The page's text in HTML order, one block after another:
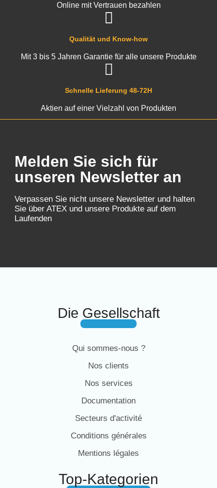
Schnelle Lieferung 48-72H
Aktien auf einer Vielzahl von Produkten
Qualität und Know-how
Mit 3 bis 5 Jahren Garantie für alle unsere Produkte
Online mit Vertrauen bezahlen
Melden Sie sich für
unseren Newsletter an
Verpassen Sie nicht unsere Newsletter und halten
Sie über ATEX und unsere Produkte auf dem
Laufenden
Die Gesellschaft
Qui sommes-nous ?
Nos clients
Nos services
Documentation
Secteurs d'activité
Conditions générales
Mentions légales
Top-Kategorien